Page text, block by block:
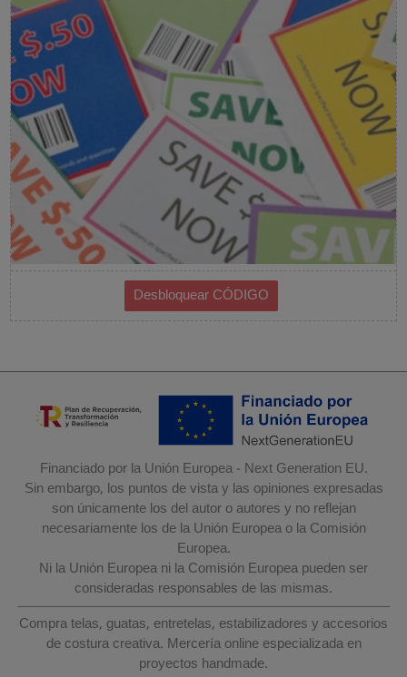
Financiado por la Unión Europea - Next Generation EU.
Sin embargo, los puntos de vista y las opiniones expresadas
son únicamente los del autor o autores y no reflejan
necesariamente los de la Unión Europea o la Comisión
Europea.
Ni la Unión Europea ni la Comisión Europea pueden ser
consideradas responsables de las mismas.
Compra telas, guatas, entretelas, estabilizadores y accesorios
de costura creativa. Mercería online especializada en
proyectos handmade.